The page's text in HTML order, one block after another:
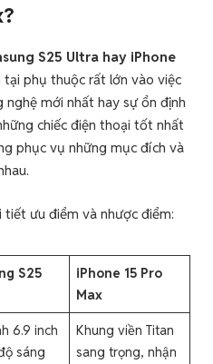
S25 Ultra hay iPhone
tại phụ thuộc rất lớn vào việc
mới nhất hay sự ổn định
chiếc điện thoại tốt nhất
phục vụ những mục đích và
tiết ưu điểm và nhược điểm:
S25
iPhone 15 Pro
Max
6.9 inch
sáng
Khung viền Titan
sang trọng, nhận